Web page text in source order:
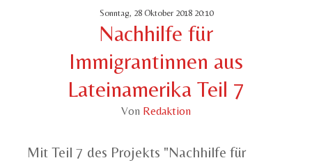
Sonntag, 28 Oktober 2018 20:10
Nachhilfe für
Immigrantinnen aus
Lateinamerika Teil 7
Von Redaktion
Mit Teil 7 des Projekts "Nachhilfe für